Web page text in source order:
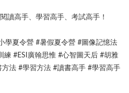
讀高手、學習高手、考試高手！
學夏令營 #暑假夏令營 #圖像記憶法
練 #ESI廣翰思惟 #心智圖天后 #胡雅
法 #學習方法 #讀書高手 #學習高手